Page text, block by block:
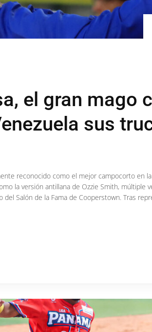
el gran mago
sus
reconocido como el mejor campocorto en
la versión antillana de Ozzie Smith, múltiple
del Salón de la Fama de Cooperstown. Tras